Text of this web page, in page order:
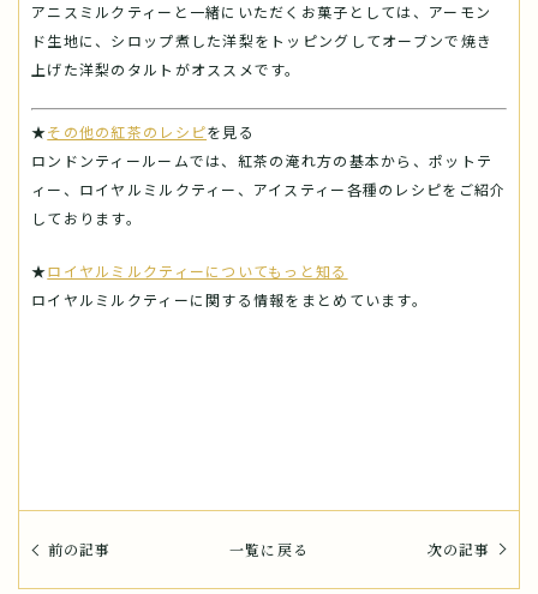
アニスミルクティーと一緒にいただくお菓子としては、アーモン
ド生地に、シロップ煮した洋梨をトッピングしてオーブンで焼き
上げた洋梨のタルトがオススメです。
★その他の紅茶のレシピを見る
ロンドンティールームでは、紅茶の淹れ方の基本から、ポットテ
ィー、ロイヤルミルクティー、アイスティー各種のレシピをご紹介
しております。
★ロイヤルミルクティーについてもっと知る
ロイヤルミルクティーに関する情報をまとめています。
前の記事 一覧に戻る 次の記事